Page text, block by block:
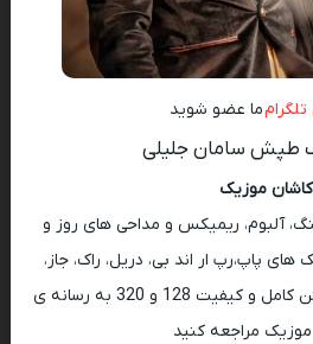
تلگرامما عضو شوید
طپش سامان جلیلی
کاشان موزیک
آلبوم، ریمیکس و مداحی های روز و
پاپ،رپ ار اند بی، دریل، راک، جاز،
هیپ هاپ و اپرا همراه با متن کامل و کیفیت 128 و 320 به رسانه ی
مراجعه کنید